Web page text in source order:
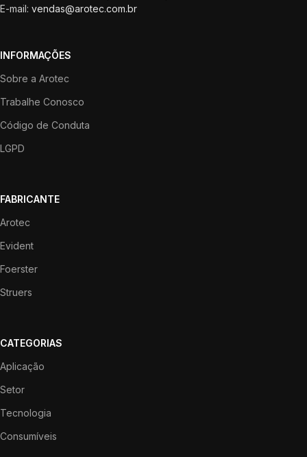
E-mail: vendas@arotec.com.br
INFORMAÇÕES
Sobre a Arotec
Trabalhe Conosco
Código de Conduta
LGPD
FABRICANTE
Arotec
Evident
Foerster
Struers
CATEGORIAS
Aplicação
Setor
Tecnologia
Consumíveis